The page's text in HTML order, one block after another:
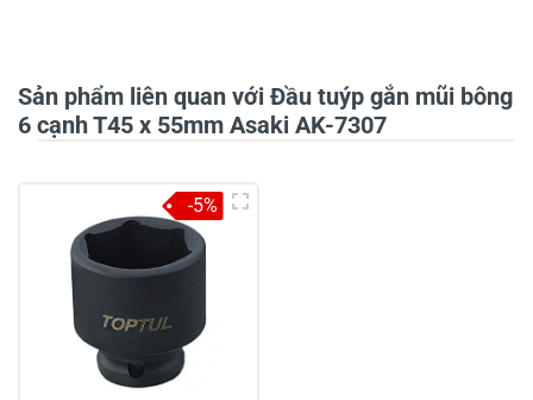
Tiêu đề của nhận xét *
Viết nhận xét của bạn vào bên dưới
Sản phẩm liên quan với Đầu tuýp gắn mũi bông
6 cạnh T45 x 55mm Asaki AK-7307
-5%